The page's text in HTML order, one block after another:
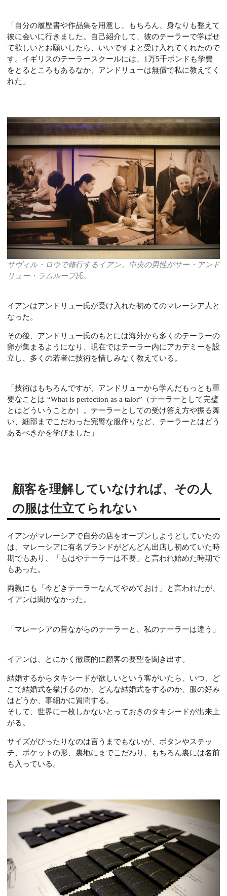
「自分の履歴書や作品集を用意し、もちろん、身なりも整えて
彼に会いに行きました。
自己紹介して、彼のテーラーで学ばせ
て欲しいとお願いしたら、いいですよと受け入れてくれたので
す。イギリスのテーラースクールには、1万5千ポンドも学費
をとるところもあるなか、アンドリューは無償で私に教えてく
れた」
サヴィル・ロウで修行するイアン。中央の男性がサー・アンド
リュー・ラムループ氏。
イアンはアンドリュー氏が受け入れた初めてのマレーシア人と
なった。
その後、アンドリュー氏のもとには海外から多くのテーラーの
卵が集まるようになり、現在ではテーラー内にアカデミーを設
立し、多くの若者に技術を惜しみなく教えている。
「技術はもちろんですが、アンドリューから学んだもっとも重
要なことは “What is perfection as a talor”（テーラーとして完璧
とはどういうことか）。テーラーとしての受け答え方や振る舞
い、細部までこだわった完璧な服作りなど、テーラーとはどう
あるべきかを学びました」
顧客を理解していなければ、その人
の服は仕立てられない
イアンがマレーシアで自分の店をオープンしようとしていたの
は、マレーシアに有名ブランドがどんどん出店し初めていた時
期でもあり、「もはやテーラーは不要」と言われ始めた時期で
もあった。
両親にも「今どきテーラーなんてやめておけ」と言われたが、
イアンは聞かなかった。
「マレーシアの昔ながらのテーラーと、私のテーラーは違う」
イアンは、とにかく徹底的に顧客の要望を聞き出す。
結婚するからタキシードが欲しいという客がいたら、いつ、ど
こで結婚式を挙げるのか、どんな結婚式をするのか、服の好み
はどうか、事細かに質問する。
そして、世界に一枚しかないとっておきのタキシードが出来上
がる。
サイズがぴったりなのは言うまでもないが、ボタンやステッ
チ、ポケットの形、裏地にまでこだわり、もちろん裏には名前
も入っている。